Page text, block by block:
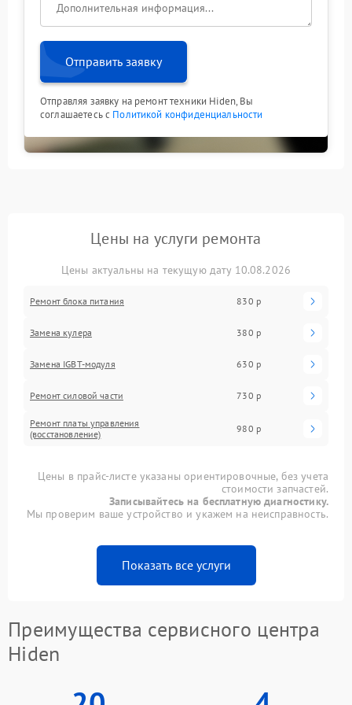
Отправить заявку
Отправляя заявку на ремонт техники Hiden, Вы
соглашаетесь с Политикой конфиденциальности
Цены на услуги ремонта
Цены актуальны на текущую дату 10.08.2026
Ремонт блока питания 830 р
Замена кулера 380 р
Замена IGBT-модуля 630 р
Ремонт силовой части 730 р
Ремонт платы управления
(восстановление)
980 р
Цены в прайс-листе указаны ориентировочные, без учета
стоимости запчастей.
Записывайтесь на бесплатную диагностику.
Мы проверим ваше устройство и укажем на неисправность.
Показать все услуги
Преимущества сервисного центра
Hiden